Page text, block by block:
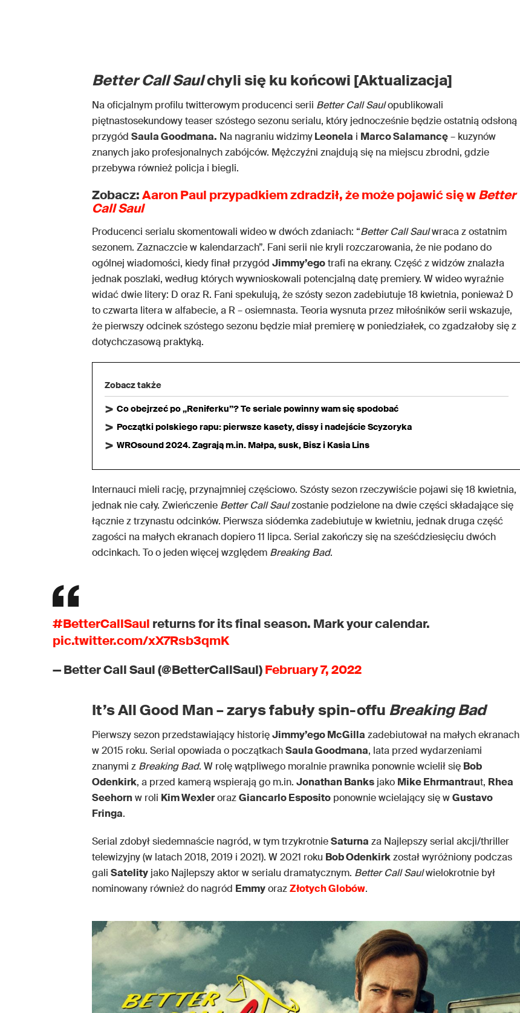
Better Call Saulchyli się ku końcowi [Aktualizacja]
Na oficjalnym profilu twitterowym producenci serii Better Call Saulopublikowali
piętnastosekundowy teaser szóstego sezonu serialu, który jednocześnie będzie ostatnią odsłoną
przygód Saula Goodmana. Na nagraniu widzimyLeonela i Marco Salamancę– kuzynów
znanych jako profesjonalnych zabójców. Mężczyźni znajdują się na miejscu zbrodni, gdzie
przebywa również policja i biegli.
Zobacz:Aaron Paul przypadkiem zdradził, że może pojawić się wBetter
Call Saul
Producenci serialu skomentowali wideo w dwóch zdaniach: “Better Call Saulwraca z ostatnim
sezonem. Zaznaczcie w kalendarzach”. Fani serii nie kryli rozczarowania, że nie podano do
ogólnej wiadomości, kiedy finał przygód Jimmy’egotrafi na ekrany. Część z widzów znalazła
jednak poszlaki, według których wywnioskowali potencjalną datę premiery. W wideo wyraźnie
widać dwie litery: D oraz R. Fani spekulują, że szósty sezon zadebiutuje 18 kwietnia, ponieważ D
to czwarta litera w alfabecie, a R – osiemnasta. Teoria wysnuta przez miłośników serii wskazuje,
że pierwszy odcinek szóstego sezonu będzie miał premierę w poniedziałek, co zgadzałoby się z
dotychczasową praktyką.
Zobacz także
Co obejrzeć po „Reniferku”? Te seriale powinny wam się spodobać
Początki polskiego rapu: pierwsze kasety, dissy i nadejście Scyzoryka
WROsound 2024. Zagrają m.in. Małpa, susk, Bisz i Kasia Lins
Internauci mieli rację, przynajmniej częściowo. Szósty sezon rzeczywiście pojawi się 18 kwietnia,
jednak nie cały. Zwieńczenie Better Call Saulzostanie podzielone na dwie części składające się
łącznie z trzynastu odcinków. Pierwsza siódemka zadebiutuje w kwietniu, jednak druga część
zagości na małych ekranach dopiero 11 lipca. Serial zakończy się na sześćdziesięciu dwóch
odcinkach. To o jeden więcej względem Breaking Bad.
#BetterCallSaul returns for its final season. Mark your calendar.
pic.twitter.com/xX7Rsb3qmK
— Better Call Saul (@BetterCallSaul)February 7, 2022
It’s All Good Man – zarys fabuły spin-offu Breaking Bad
Pierwszy sezon przedstawiający historięJimmy’ego McGilla zadebiutował na małych ekranach
w 2015 roku. Serial opowiada o początkachSaula Goodmana, lata przed wydarzeniami
znanymi z Breaking Bad. W rolę wątpliwego moralnie prawnika ponownie wcielił się Bob
Odenkirk, a przed kamerą wspierają go m.in. Jonathan Banks jako Mike Ehrmantraut, Rhea
Seehornw roli Kim WexlerorazGiancarlo Esposito ponownie wcielający się wGustavo
Fringa.
Serial zdobył siedemnaście nagród, w tym trzykrotnieSaturna za Najlepszy serial akcji/thriller
telewizyjny (w latach 2018, 2019 i 2021). W 2021 roku Bob Odenkirkzostał wyróżniony podczas
gali Satelity jako Najlepszy aktor w serialu dramatycznym. Better Call Saulwielokrotnie był
nominowany również do nagród EmmyorazZłotych Globów.